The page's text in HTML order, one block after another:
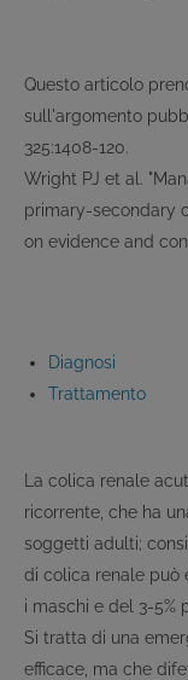
Questo articolo
sull'argomento
325:1408-120.
Wright PJ et al.
primary-secondary
on evidence and
Diagnosi
Trattamento
La colica renale
ricorrente, che ha
soggetti adulti;
di colica renale può
i maschi e del 3-5%
Si tratta di una
efficace, ma che